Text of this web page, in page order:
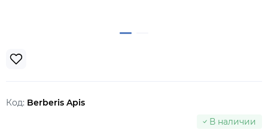
Код: Berberis Apis
В наличии